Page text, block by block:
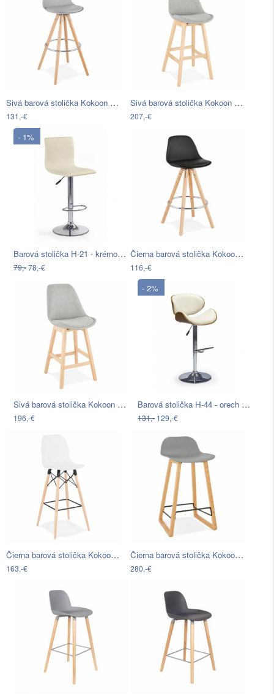
Sivá barová stolička Kokoon Anau, výška…
131,-€
Sivá barová stolička Kokoon QOOP, výška…
207,-€
- 1%
Barová stolička H-21 - krémová / chróm
79,-78,-€
Čierna barová stolička Kokoon Anau,…
116,-€
Sivá barová stolička Kokoon QOOP Mini,…
196,-€
- 2%
Barová stolička H-44 - orech / krémová …
131,-129,-€
Čierna barová stolička Kokoon Marcel,…
163,-€
Čierna barová stolička Kokoon Miky,…
280,-€